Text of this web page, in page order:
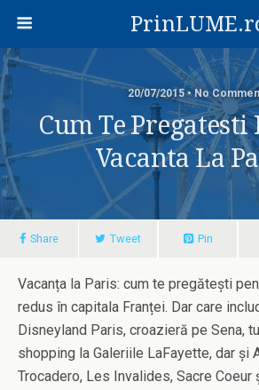
20/07/2015 • No
Cum Te Pregatesti
Vacanta La
Share Tweet Pin
Vacanța la Paris: cum te pregătești
redus în capitala Franței. Dar care
Disneyland Paris, croazieră pe Sena,
shopping la Galeriile LaFayette, dar și
Trocadero, Les Invalides, Sacre Coeur